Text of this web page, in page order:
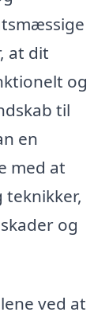
at dit
og
til
en
med at
og
ved at